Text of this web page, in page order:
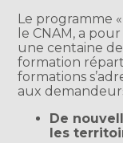
Le programme
le CNAM, a
une centaine de
formation
formations
aux
De
les